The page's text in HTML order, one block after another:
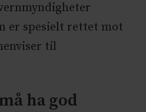
er spesielt rettet mot
til
ha god